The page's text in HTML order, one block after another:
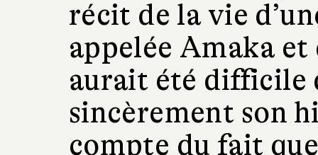
récit de la vie
appelée Amaka et
aurait été difficile
sincèrement son
compte du fait